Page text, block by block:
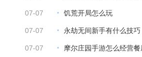
刻保证自己的安全失败了也没关系从
不断的进行收集解锁更多强力的角色
07-07 饥荒开局怎么玩
07-07 永劫无间新手有什么技巧
07-07 摩尔庄园手游怎么经营餐